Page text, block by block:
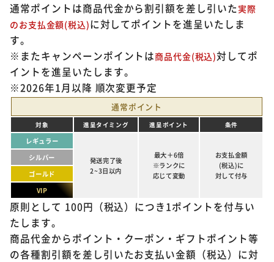
通常ポイントは商品代金から割引額を差し引いた実際
のお支払金額(税込)に対してポイントを進呈いたしま
す。
※またキャンペーンポイントは商品代金(税込)対してポ
イントを進呈いたします。
※2026年1月以降 順次変更予定
通常ポイント
対象 進呈タイミング 進呈ポイント 条件
レギュラー
発送完了後
2~3日以内
最大＋6倍
※ランクに
応じて変動
お支払金額
(税込)に
対して付与
シルバー
ゴールド
VIP
原則として 100円（税込）につき1ポイントを付与い
たします。
商品代金からポイント・クーポン・ギフトポイント等
の各種割引額を差し引いたお支払い金額（税込）に対
※ご確認ください
カートに入れる